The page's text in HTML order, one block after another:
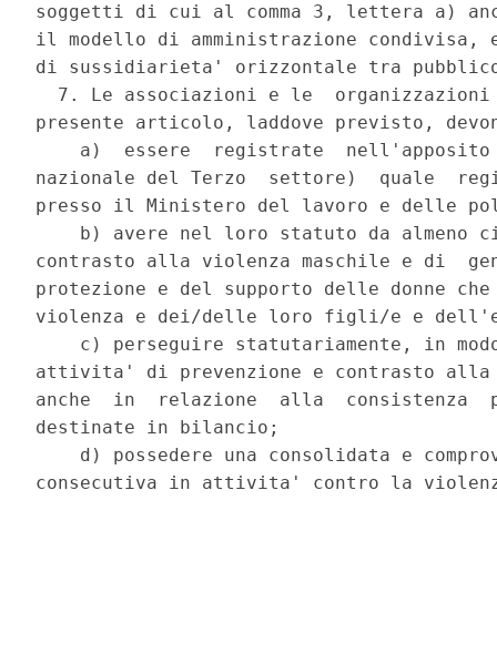
soggetti di cui al comma 3, lettera a)
il modello di amministrazione condivisa,
di sussidiarieta' orizzontale tra
7. Le associazioni e le
presente articolo, laddove previsto,
a)  essere  registrate
nazionale del Terzo  settore)  quale
presso il Ministero del lavoro e delle
b) avere nel loro statuto da almeno
contrasto alla violenza maschile e di
protezione e del supporto delle donne
violenza e dei/delle loro figli/e e
c) perseguire statutariamente, in
attivita' di prevenzione e contrasto alla
anche  in  relazione  alla  consistenza
destinate in bilancio;
d) possedere una consolidata e